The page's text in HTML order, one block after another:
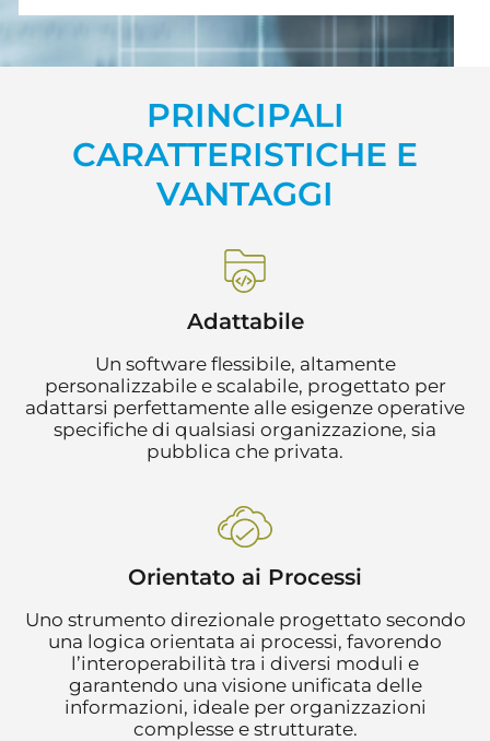
PRINCIPALI
CARATTERISTICHE E
VANTAGGI
Adattabile
Un software flessibile, altamente
personalizzabile e scalabile, progettato per
adattarsi perfettamente alle esigenze operative
specifiche di qualsiasi organizzazione, sia
pubblica che privata.
Orientato ai Processi
Uno strumento direzionale progettato secondo
una logica orientata ai processi, favorendo
l’interoperabilità tra i diversi moduli e
garantendo una visione unificata delle
informazioni, ideale per organizzazioni
complesse e strutturate.